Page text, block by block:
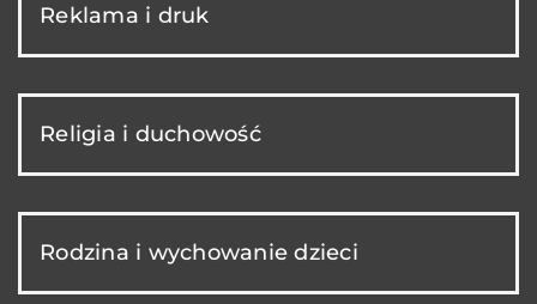
Reklama i druk
Religia i duchowość
Rodzina i wychowanie dzieci